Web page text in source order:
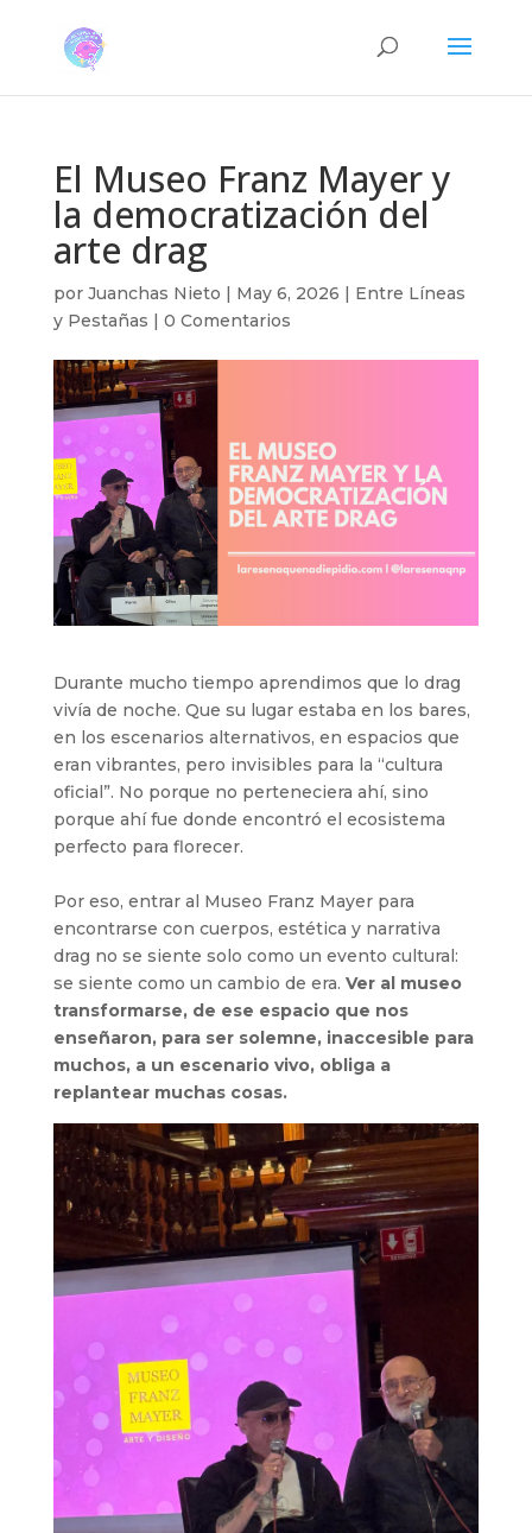
El Museo Franz Mayer y
la democratización del
arte drag
por Juanchas Nieto | May 6, 2026 | Entre Líneas
y Pestañas | 0 Comentarios
Durante mucho tiempo aprendimos que lo drag
vivía de noche. Que su lugar estaba en los bares,
en los escenarios alternativos, en espacios que
eran vibrantes, pero invisibles para la “cultura
oficial”. No porque no perteneciera ahí, sino
porque ahí fue donde encontró el ecosistema
perfecto para florecer.
Por eso, entrar al Museo Franz Mayer para
encontrarse con cuerpos, estética y narrativa
drag no se siente solo como un evento cultural:
se siente como un cambio de era. Ver al museo
transformarse, de ese espacio que nos
enseñaron, para ser solemne, inaccesible para
muchos, a un escenario vivo, obliga a
replantear muchas cosas.